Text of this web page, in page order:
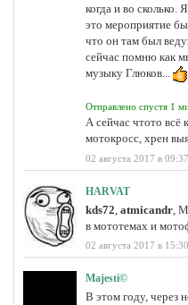
когда и во сколько.
это мероприятие
что он там был
сейчас помню как
музыку Глюков...
Отправлено спустя 1
А сейчас чтото всё
мотокросс, хрен
02 августа 2017 в 09:37
HARVAT
kds72, atmicandr,
в мототемах и
02 августа 2017 в 15:30
Majesti©
В этом году, через